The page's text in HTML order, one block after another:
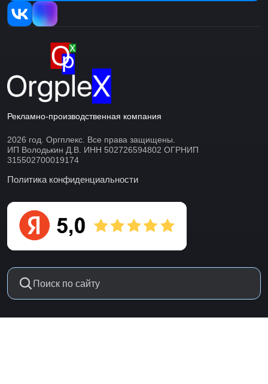
Рекламно-производственная компания
2026 год. Оргплекс. Все права защищены.
ИП Володькин Д.В. ИНН 502726594802 ОГРНИП
315502700019174
Политика конфиденциальности